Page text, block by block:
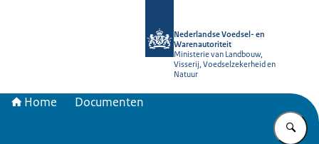
Nederlandse Voedsel- en
Warenautoriteit
Ministerie van Landbouw,
Visserij, Voedselzekerheid en
Natuur
Home Documenten